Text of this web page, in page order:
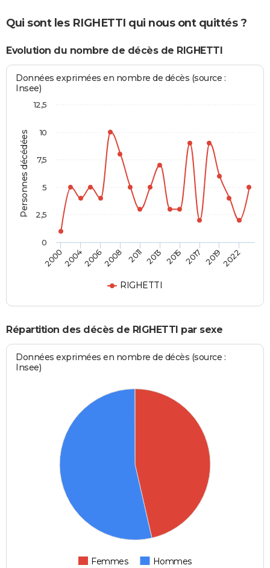
Qui sont les RIGHETTI qui nous ont quittés ?
Evolution du nombre de décès de RIGHETTI
Personnes décédées
Données exprimées en nombre de décès (source :
Insee)
RIGHETTI
2000200420062008 2011 2013 2015 2017 20192022
0
2,5
5
7,5
10
12,5
Répartition des décès de RIGHETTI par sexe
Données exprimées en nombre de décès (source :
Insee)
Femmes Hommes